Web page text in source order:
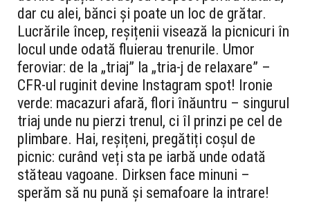
dar cu alei, bănci și poate un loc de grătar.
Lucrările încep, reșițenii visează la picnicuri în
locul unde odată fluierau trenurile. Umor
feroviar: de la „triaj” la „tria-j de relaxare” –
CFR-ul ruginit devine Instagram spot! Ironie
verde: macazuri afară, flori înăuntru – singurul
triaj unde nu pierzi trenul, ci îl prinzi pe cel de
plimbare. Hai, reșițeni, pregătiți coșul de
picnic: curând veți sta pe iarbă unde odată
stăteau vagoane. Dirksen face minuni –
sperăm să nu pună și semafoare la intrare!